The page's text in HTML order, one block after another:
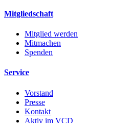
Mitgliedschaft
Mitglied werden
Mitmachen
Spenden
Service
Vorstand
Presse
Kontakt
Aktiv im VCD